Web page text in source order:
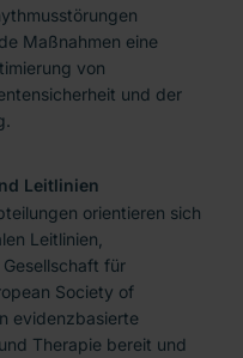
Maßnahmen eine
von
und der
Leitlinien
orientieren sich
Leitlinien,
für
Society of
evidenzbasierte
Therapie bereit und